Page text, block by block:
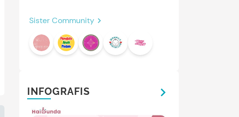
Rekomendasi
Nama Bayi
Sister Community
INFOGRAFIS